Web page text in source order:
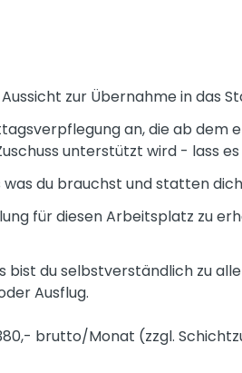
zur Übernahme in das
an, die ab
unterstützt wird - lass
du brauchst und statten
für diesen Arbeitsplatz zu
bist du selbstverständlich zu
Ausflug.
brutto/Monat (zzgl.